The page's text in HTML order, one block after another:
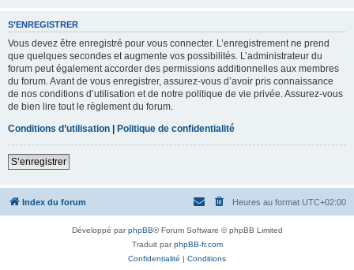
S’ENREGISTRER
Vous devez être enregistré pour vous connecter. L’enregistrement ne prend
que quelques secondes et augmente vos possibilités. L’administrateur du
forum peut également accorder des permissions additionnelles aux membres
du forum. Avant de vous enregistrer, assurez-vous d’avoir pris connaissance
de nos conditions d’utilisation et de notre politique de vie privée. Assurez-vous
de bien lire tout le règlement du forum.
Conditions d’utilisation | Politique de confidentialité
S’enregistrer
Index du forum Heures au format UTC+02:00
Développé parphpBB® Forum Software © phpBB Limited
Traduit parphpBB-fr.com
Confidentialité | Conditions